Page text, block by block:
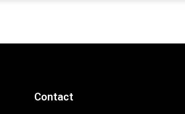
Contact